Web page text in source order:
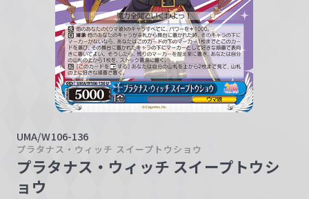
UMA/W106-136
プラタナス・ウィッチ スイープトウショウ
プラタナス・ウィッチ スイープトウシ
ョウ